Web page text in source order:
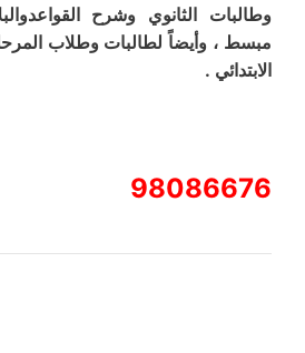
وطالبات الثانوي وشرح
مبسط ، وأيضاً لطالبات وطلاب
الابتدائي .
98086676